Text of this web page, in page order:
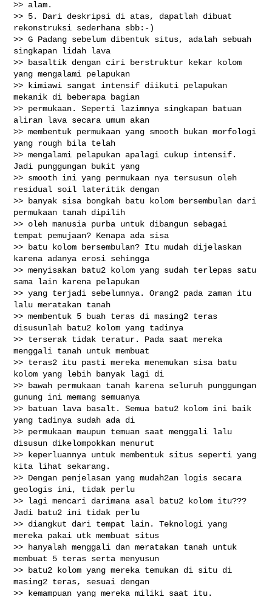
>> alam.
>> 5. Dari deskripsi di atas, dapatlah dibuat
rekonstruksi sederhana sbb:-)
>> G Padang sebelum dibentuk situs, adalah sebuah
singkapan lidah lava
>> basaltik dengan ciri berstruktur kekar kolom
yang mengalami pelapukan
>> kimiawi sangat intensif diikuti pelapukan
mekanik di beberapa bagian
>> permukaan. Seperti lazimnya singkapan batuan
aliran lava secara umum akan
>> membentuk permukaan yang smooth bukan morfologi
yang rough bila telah
>> mengalami pelapukan apalagi cukup intensif.
Jadi punggungan bukit yang
>> smooth ini yang permukaan nya tersusun oleh
residual soil lateritik dengan
>> banyak sisa bongkah batu kolom bersembulan dari
permukaan tanah dipilih
>> oleh manusia purba untuk dibangun sebagai
tempat pemujaan? Kenapa ada sisa
>> batu kolom bersembulan? Itu mudah dijelaskan
karena adanya erosi sehingga
>> menyisakan batu2 kolom yang sudah terlepas satu
sama lain karena pelapukan
>> yang terjadi sebelumnya. Orang2 pada zaman itu
lalu meratakan tanah
>> membentuk 5 buah teras di masing2 teras
disusunlah batu2 kolom yang tadinya
>> terserak tidak teratur. Pada saat mereka
menggali tanah untuk membuat
>> teras2 itu pasti mereka menemukan sisa batu
kolom yang lebih banyak lagi di
>> bawah permukaan tanah karena seluruh punggungan
gunung ini memang semuanya
>> batuan lava basalt. Semua batu2 kolom ini baik
yang tadinya sudah ada di
>> permukaan maupun temuan saat menggali lalu
disusun dikelompokkan menurut
>> keperluannya untuk membentuk situs seperti yang
kita lihat sekarang.
>> Dengan penjelasan yang mudah2an logis secara
geologis ini, tidak perlu
>> lagi mencari darimana asal batu2 kolom itu???
Jadi batu2 ini tidak perlu
>> diangkut dari tempat lain. Teknologi yang
mereka pakai utk membuat situs
>> hanyalah menggali dan meratakan tanah untuk
membuat 5 teras serta menyusun
>> batu2 kolom yang mereka temukan di situ di
masing2 teras, sesuai dengan
>> kemampuan yang mereka miliki saat itu.